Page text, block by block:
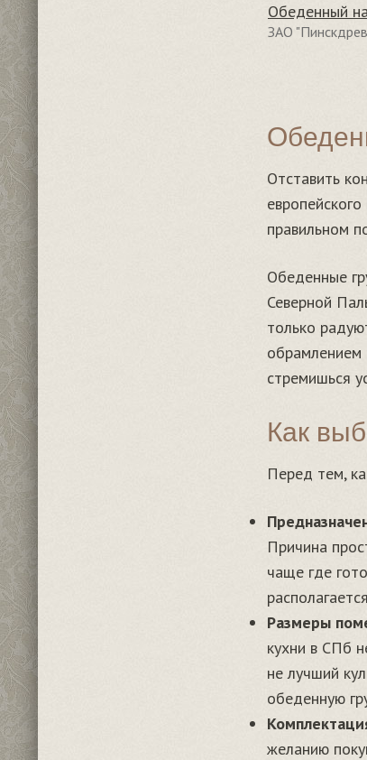
ЗАО
Отставить
правильном
Обеденные
Северной
только
обрамлением
стремишься
Как
Перед тем,
Причина
чаще где
Размеры
кухни в СПб
не лучший
обеденную
желанию